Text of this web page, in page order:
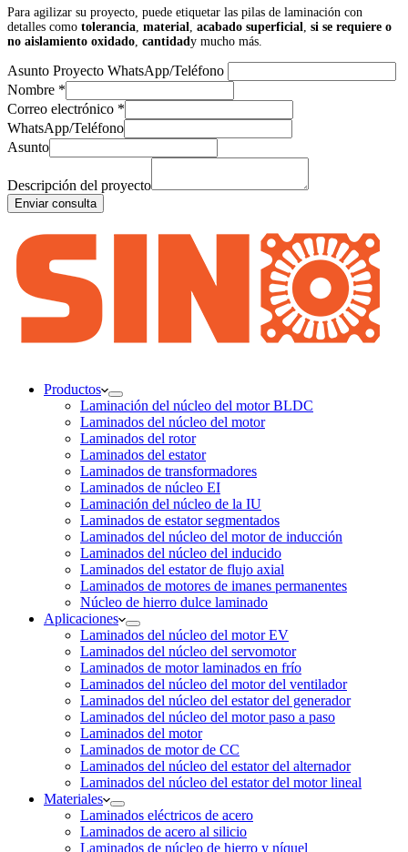
Para agilizar su proyecto, puede etiquetar las pilas de laminación con
detalles como tolerancia material acabado superficial si se requiere o
no aislamiento oxidado cantidady mucho más.
Asunto Proyecto WhatsApp/Teléfono
Nombre *
Correo electrónico *
WhatsApp/Teléfono
Asunto
Descripción del proyecto
Enviar consulta
Productos
Laminación del núcleo del motor BLDC
Laminados del núcleo del motor
Laminados del rotor
Laminados del estator
Laminados de transformadores
Laminados de núcleo EI
Laminación del núcleo de la IU
Laminados de estator segmentados
Laminados del núcleo del motor de inducción
Laminados del núcleo del inducido
Laminados del estator de flujo axial
Laminados de motores de imanes permanentes
Núcleo de hierro dulce laminado
Aplicaciones
Laminados del núcleo del motor EV
Laminados del núcleo del servomotor
Laminados de motor laminados en frío
Laminados del núcleo del motor del ventilador
Laminados del núcleo del estator del generador
Laminados del núcleo del motor paso a paso
Laminados del motor
Laminados de motor de CC
Laminados del núcleo del estator del alternador
Laminados del núcleo del estator del motor lineal
Materiales
Laminados eléctricos de acero
Laminados de acero al silicio
Laminados de núcleo de hierro y níquel